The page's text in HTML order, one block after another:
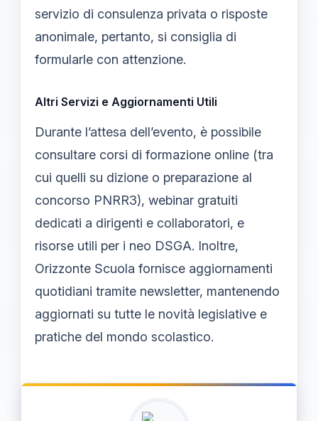
servizio di consulenza privata o risposte
anonimale, pertanto, si consiglia di
formularle con attenzione.
Altri Servizi e Aggiornamenti Utili
Durante l’attesa dell’evento, è possibile
consultare corsi di formazione online (tra
cui quelli su dizione o preparazione al
concorso PNRR3), webinar gratuiti
dedicati a dirigenti e collaboratori, e
risorse utili per i neo DSGA. Inoltre,
Orizzonte Scuola fornisce aggiornamenti
quotidiani tramite newsletter, mantenendo
aggiornati su tutte le novità legislative e
pratiche del mondo scolastico.